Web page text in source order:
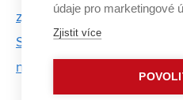
zjišťuje proč
Smrky by ve stavebnictví
nahradit buky
údaje pro marketingové
Zjistit více